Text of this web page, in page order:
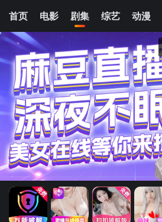
首页 电影 剧集 综艺 动漫
我的观影记录
警探维斯廷 第五季
清空